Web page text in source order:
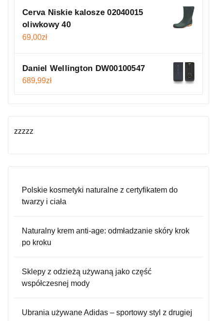
Cerva Niskie kalosze 02040015
oliwkowy 40
69,00zł
Daniel Wellington DW00100547
689,99zł
zzzzz
Polskie kosmetyki naturalne z certyfikatem do
twarzy i ciała
Naturalny krem anti-age: odmładzanie skóry krok
po kroku
Sklepy z odzieżą używaną jako część
współczesnej mody
Ubrania używane Adidas – sportowy styl z drugiej